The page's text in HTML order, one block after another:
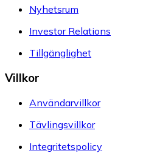
Nyhetsrum
Investor Relations
Tillgänglighet
Villkor
Användarvillkor
Tävlingsvillkor
Integritetspolicy